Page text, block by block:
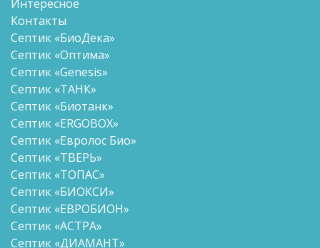
Интересное
Контакты
Септик «БиоДека»
Септик «Оптима»
Септик «Genesis»
Септик «ТАНК»
Септик «Биотанк»
Септик «ERGOBOX»
Септик «Евролос Био»
Септик «ТВЕРЬ»
Септик «ТОПАС»
Септик «БИОКСИ»
Септик «ЕВРОБИОН»
Септик «АСТРА»
Септик «ДИАМАНТ»